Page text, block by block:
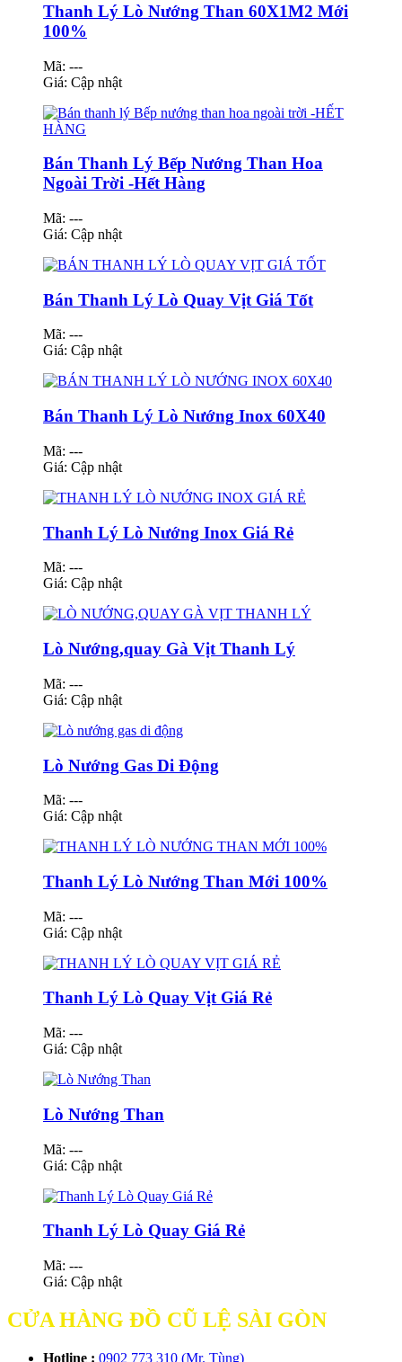
Thanh Lý Lò Nướng Than 60X1M2 Mới
100%
Mã: ---
Giá: Cập nhật
Bán Thanh Lý Bếp Nướng Than Hoa
Ngoài Trời -Hết Hàng
Mã: ---
Giá: Cập nhật
Bán Thanh Lý Lò Quay Vịt Giá Tốt
Mã: ---
Giá: Cập nhật
Bán Thanh Lý Lò Nướng Inox 60X40
Mã: ---
Giá: Cập nhật
Thanh Lý Lò Nướng Inox Giá Rẻ
Mã: ---
Giá: Cập nhật
Lò Nướng,quay Gà Vịt Thanh Lý
Mã: ---
Giá: Cập nhật
Lò Nướng Gas Di Động
Mã: ---
Giá: Cập nhật
Thanh Lý Lò Nướng Than Mới 100%
Mã: ---
Giá: Cập nhật
Thanh Lý Lò Quay Vịt Giá Rẻ
Mã: ---
Giá: Cập nhật
Lò Nướng Than
Mã: ---
Giá: Cập nhật
Thanh Lý Lò Quay Giá Rẻ
Mã: ---
Giá: Cập nhật
CỬA HÀNG ĐỒ CŨ LỆ SÀI GÒN
Hotline : 0902 773 310 (Mr. Tùng)